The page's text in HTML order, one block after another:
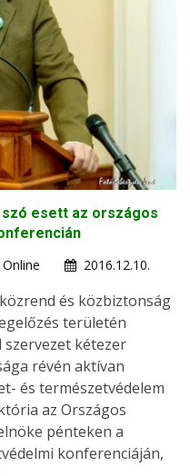
esett az országos
2016.12.10.
és közbiztonság
területén
kétezer
révén aktívan
és természetvédelem
az Országos
pénteken a
konferenciáján,